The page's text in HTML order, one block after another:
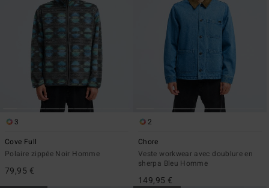
3
Cove Full
Polaire zippée Noir Homme
79,95 €
2
Chore
Veste workwear avec doublure en
sherpa Bleu Homme
149,95 €